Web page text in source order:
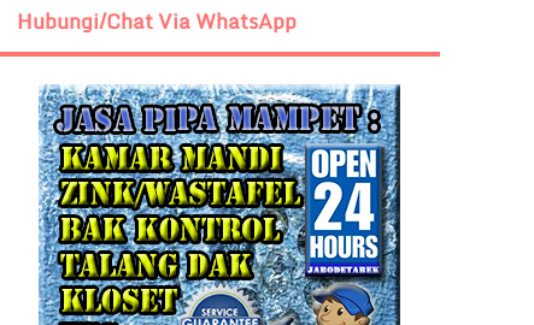
Hubungi/Chat Via WhatsApp